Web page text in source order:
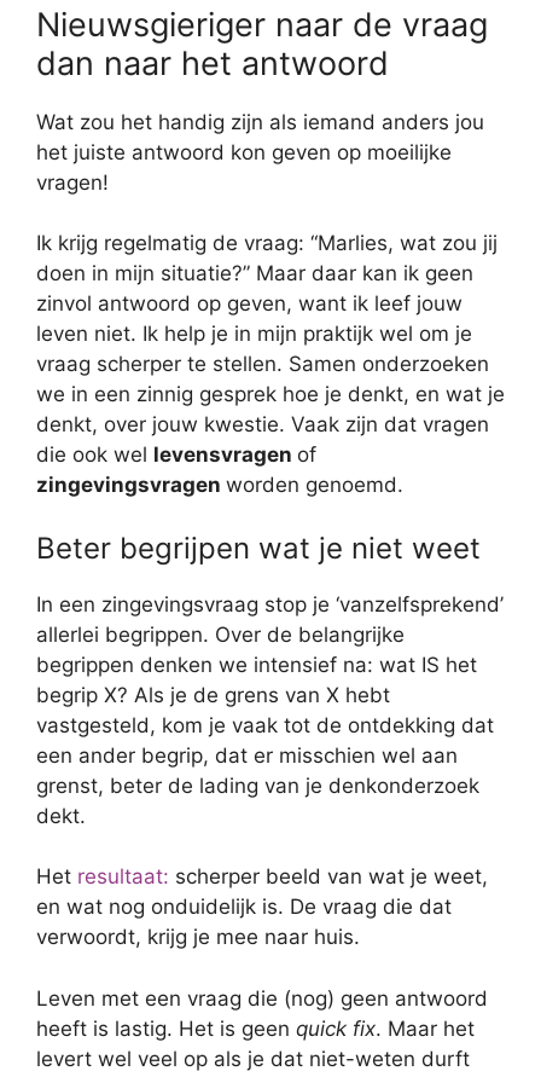
Nieuwsgieriger naar de vraag
dan naar het antwoord
Wat zou het handig zijn als iemand anders jou
het juiste antwoord kon geven op moeilijke
vragen!
Ik krijg regelmatig de vraag: “Marlies, wat zou jij
doen in mijn situatie?” Maar daar kan ik geen
zinvol antwoord op geven, want ik leef jouw
leven niet. Ik help je in mijn praktijk wel om je
vraag scherper te stellen. Samen onderzoeken
we in een zinnig gesprek hoe je denkt, en wat je
denkt, over jouw kwestie. Vaak zijn dat vragen
die ook wel levensvragen of
zingevingsvragen worden genoemd.
Beter begrijpen wat je niet weet
In een zingevingsvraag stop je ‘vanzelfsprekend’
allerlei begrippen. Over de belangrijke
begrippen denken we intensief na: wat IS het
begrip X? Als je de grens van X hebt
vastgesteld, kom je vaak tot de ontdekking dat
een ander begrip, dat er misschien wel aan
grenst, beter de lading van je denkonderzoek
dekt.
Het resultaat: scherper beeld van wat je weet,
en wat nog onduidelijk is. De vraag die dat
verwoordt, krijg je mee naar huis.
Leven met een vraag die (nog) geen antwoord
heeft is lastig. Het is geen quick fix. Maar het
levert wel veel op als je dat niet-weten durft